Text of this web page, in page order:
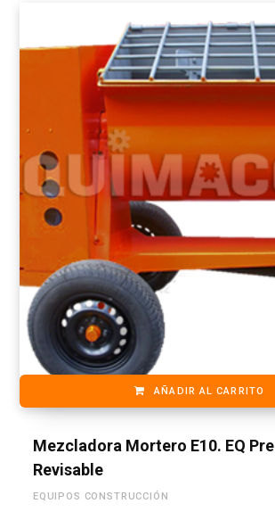
AÑADIR AL CARRITO
Mezcladora Mortero E10. EQ
Revisable
EQUIPOS CONSTRUCCIÓN